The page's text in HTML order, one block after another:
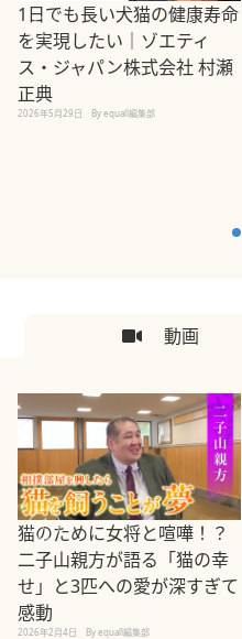
1日でも長い犬猫の健康寿命
を実現したい｜ゾエティ
ス・ジャパン株式会社 村瀬
正典
2026年5月29日 By equall編集部
動画
猫のために女将と喧嘩！？
二子山親方が語る「猫の幸
せ」と3匹への愛が深すぎて
感動
2026年2月4日 By equall編集部